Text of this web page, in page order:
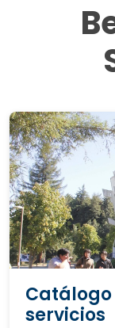
servicios